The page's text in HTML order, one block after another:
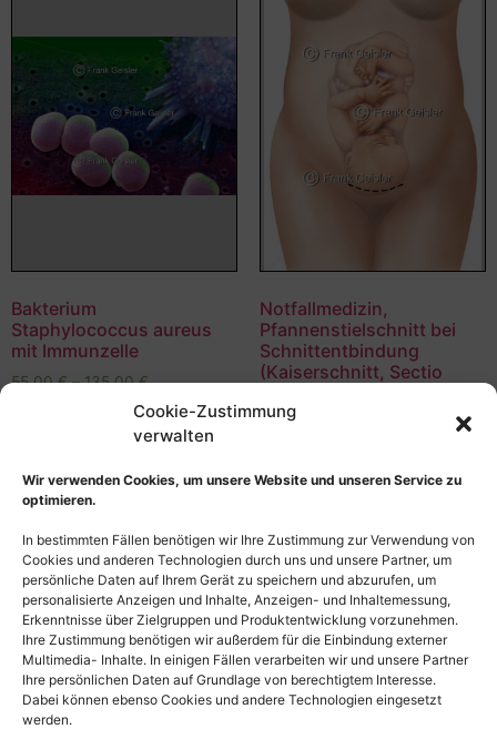
Cookie-Zustimmung
verwalten
Wir verwenden Cookies, um unsere Website und unseren Service zu
optimieren.
In bestimmten Fällen benötigen wir Ihre Zustimmung zur Verwendung von
Cookies und anderen Technologien durch uns und unsere Partner, um
persönliche Daten auf Ihrem Gerät zu speichern und abzurufen, um
personalisierte Anzeigen und Inhalte, Anzeigen- und Inhaltemessung,
Erkenntnisse über Zielgruppen und Produktentwicklung vorzunehmen.
Ihre Zustimmung benötigen wir außerdem für die Einbindung externer
Multimedia- Inhalte. In einigen Fällen verarbeiten wir und unsere Partner
Ihre persönlichen Daten auf Grundlage von berechtigtem Interesse.
Dabei können ebenso Cookies und andere Technologien eingesetzt
werden.
Bakterium
Staphylococcus aureus
mit Immunzelle
55,00€–135,00€
Bildnummer: 4208
Notfallmedizin,
Pfannenstielschnitt bei
Schnittentbindung
(Kaiserschnitt, Sectio
55,00